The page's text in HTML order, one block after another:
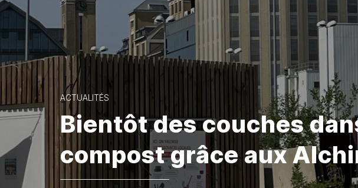
ACTUALITÉS
Bientôt des couches
compost grâce aux